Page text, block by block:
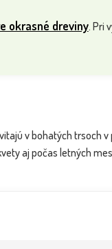
okrasné dreviny. Pri
v bohatých trsoch v
aj počas letných